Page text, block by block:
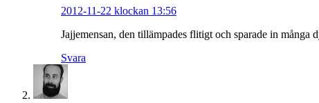
2012-11-22 klockan 13:56
Jajjemensan, den tillämpades flitigt och sparade in många
Svara